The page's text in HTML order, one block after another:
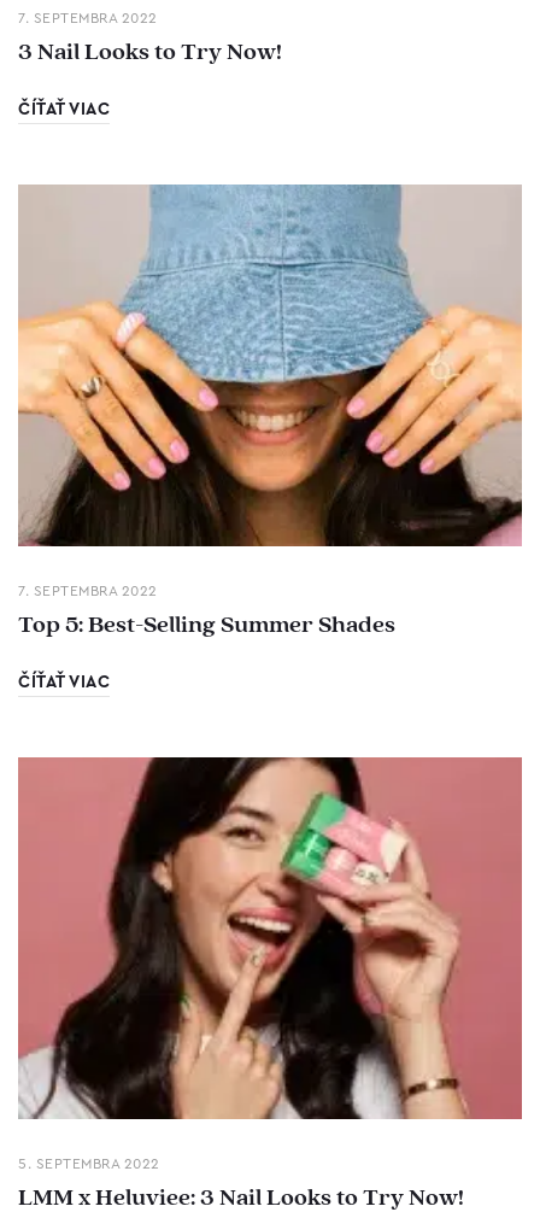
7. SEPTEMBRA 2022
3 Nail Looks to Try Now!
ČÍŤAŤ VIAC
7. SEPTEMBRA 2022
Top 5: Best-Selling Summer Shades
ČÍŤAŤ VIAC
5. SEPTEMBRA 2022
LMM x Heluviee: 3 Nail Looks to Try Now!